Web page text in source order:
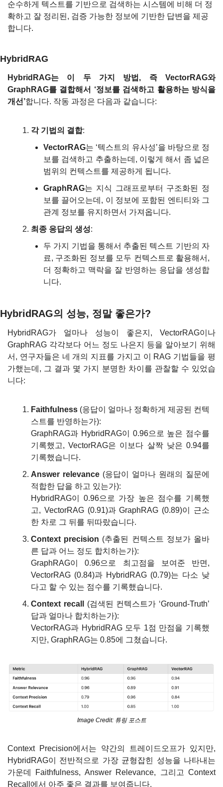
순수하게 텍스트를 기반으로 검색하는 시스템에 비해 더 정
확하고 잘 정리된, 검증 가능한 정보에 기반한 답변을 제공
합니다.
HybridRAG
HybridRAG는 이 두 가지 방법, 즉 VectorRAG와
GraphRAG를 결합해서 ‘정보를 검색하고 활용하는 방식을
개선’합니다. 작동 과정은 다음과 같습니다:
각 기법의 결합:
VectorRAG는 ‘텍스트의 유사성’을 바탕으로 정
보를 검색하고 추출하는데, 이렇게 해서 좀 넓은
범위의 컨텍스트를 제공하게 됩니다.
GraphRAG는 지식 그래프로부터 구조화된 정
보를 끌어오는데, 이 정보에 포함된 엔티티와 그
관계 정보를 유지하면서 가져옵니다.
최종 응답의 생성:
두 가지 기법을 통해서 추출된 텍스트 기반의 자
료, 구조화된 정보를 모두 컨텍스트로 활용해서,
더 정확하고 맥락을 잘 반영하는 응답을 생성합
니다.
HybridRAG의 성능, 정말 좋은가?
HybridRAG가 얼마나 성능이 좋은지, VectorRAG이나
GraphRAG 각각보다 어느 정도 나은지 등을 알아보기 위해
서, 연구자들은 네 개의 지표를 가지고 이 RAG 기법들을 평
가했는데, 그 결과 몇 가지 분명한 차이를 관찰할 수 있었습
니다:
Faithfulness (응답이 얼마나 정확하게 제공된 컨텍
스트를 반영하는가):
GraphRAG과 HybridRAG이 0.96으로 높은 점수를
기록했고, VectorRAG은 이보다 살짝 낮은 0.94를
기록했습니다.
Answer relevance (응답이 얼마나 원래의 질문에
적합한 답을 하고 있는가):
HybridRAG이 0.96으로 가장 높은 점수를 기록했
고, VectorRAG (0.91)과 GraphRAG (0.89)이 근소
한 차로 그 뒤를 뒤따랐습니다.
Context precision (추출된 컨텍스트 정보가 올바
른 답과 어느 정도 합치하는가):
GraphRAG이 0.96으로 최고점을 보여준 반면,
VectorRAG (0.84)과 HybridRAG (0.79)는 다소 낮
다고 할 수 있는 점수를 기록했습니다.
Context recall
(검색된 컨텍스트가 ‘Ground-Truth’
답과 얼마나 합치하는가):
VectorRAG과 HybridRAG 모두 1점 만점을 기록했
지만, GraphRAG는 0.85에 그쳤습니다.
Image Credit: 튜링 포스트
Context Precision에서는 약간의 트레이드오프가 있지만,
HybridRAG이 전반적으로 가장 균형잡힌 성능을 나타내는
가운데 Faithfulness, Answer Relevance, 그리고 Context
Recall에서 아주 좋은 결과를 보여줍니다.